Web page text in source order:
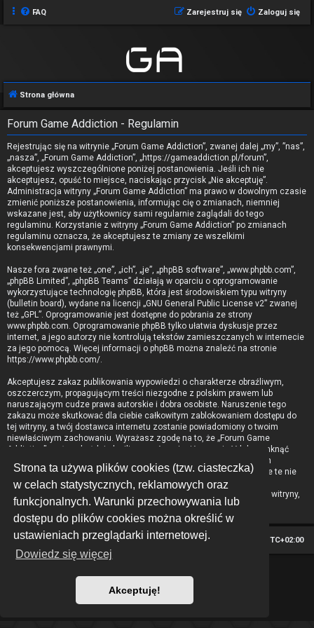
Strona ta używa plików cookies (tzw. ciasteczka)
w celach statystycznych, reklamowych oraz
funkcjonalnych. Warunki przechowywania lub
dostępu do plików cookies można określić w
ustawieniach przeglądarki internetowej.
Dowiedz się więcej
Akceptuję!
FAQ Zaloguj się
Zarejestruj się
Strona główna
Forum Game Addiction - Regulamin
Rejestrując się na witrynie „Forum Game Addiction”, zwanej dalej „my”, ”nas”,
„nasza”, „Forum Game Addiction”, „https://gameaddiction.pl/forum”,
akceptujesz wyszczególnione poniżej postanowienia. Jeśli ich nie
akceptujesz, opuść to miejsce, naciskając przycisk „Nie akceptuję”.
Administracja witryny „Forum Game Addiction” ma prawo w dowolnym czasie
zmienić poniższe postanowienia, informując cię o zmianach, niemniej
wskazane jest, aby użytkownicy sami regularnie zaglądali do tego
regulaminu. Korzystanie z witryny „Forum Game Addiction” po zmianach
regulaminu oznacza, że akceptujesz te zmiany ze wszelkimi
konsekwencjami prawnymi.
Nasze fora zwane też „one”, „ich”, „je”, „phpBB software”, „www.phpbb.com”,
„phpBB Limited”, „phpBB Teams” działają w oparciu o oprogramowanie
wykorzystujące technologię phpBB, która jest środowiskiem typu witryny
(bulletin board), wydane na licencji „GNU General Public License v2” zwanej
też „GPL”. Oprogramowanie jest dostępne do pobrania ze strony
www.phpbb.com. Oprogramowanie phpBB tylko ułatwia dyskusje przez
internet, a jego autorzy nie kontrolują tekstów zamieszczanych w internecie
za jego pomocą. Więcej informacji o phpBB można znaleźć na stronie
https://www.phpbb.com/.
Akceptujesz zakaz publikowania wypowiedzi o charakterze obraźliwym,
oszczerczym, propagującym treści niezgodne z polskim prawem lub
naruszającym cudze prawa autorskie i dobra osobiste. Naruszenie tego
zakazu może skutkować dla ciebie całkowitym zablokowaniem dostępu do
tej witryny, a twój dostawca internetu zostanie powiadomiony o twoim
niewłaściwym zachowaniu. Wyrażasz zgodę na to, że „Forum Game
Addiction” może w każdej chwili usunąć, zmienić, przenieść lub zamknąć
każdy twój temat, post. Wyrażasz zgodę na zapisywanie wszystkich
podanych przez ciebie informacji w naszej bazie danych. Informacje te nie
będą przekazywane nikomu bez twojej zgody, ale ani „Forum Game
Addiction”, ani phpBB nie ponosi odpowiedzialności za włamania do witryny,
podczas których może dojść do kradzieży danych.
Strona główna Strefa czasowa UTC+02:00
Polski pakiet językowy dostarcza